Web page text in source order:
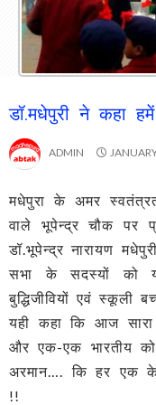
डॉ.मधेपुरी ने कहा
ADMIN
मधेपुरा के अमर
वाले भूपेन्द्र चौक पर
डॉ.भूपेन्द्र नारायण
सभा के सदस्यों को
बुद्धिजीवियों एवं स्कूली
यही कहा कि आज
और एक-एक भारतीय
अरमान…. कि हर एक के
!!